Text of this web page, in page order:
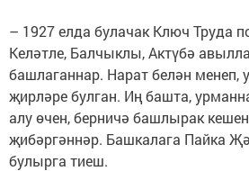
– 1927 елда булачак Ключ Труда
Келәтле, Балчыклы, Актүбә
башлаганнар. Нарат белән менеп,
җирләре булган. Иң башта,
алу өчен, берничә башлырак
җибәргәннәр. Башкалага Пайка
булырга тиеш.